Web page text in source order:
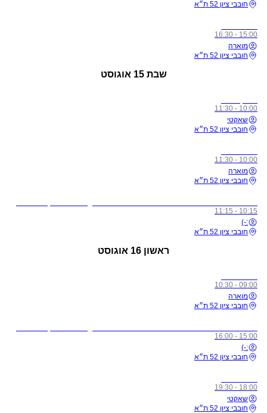
חובבי ציון 52 ת״א
15:00 - 16:30
מוארה
חובבי ציון 52 ת״א
שבת 15 אוגוסט
10:00 - 11:30
שאקטי
חובבי ציון 52 ת״א
10:00 - 11:30
מוארה
חובבי ציון 52 ת״א
10:15 - 11:15
:-)
חובבי ציון 52 ת״א
ראשון 16 אוגוסט
09:00 - 10:30
מוארה
חובבי ציון 52 ת״א
15:00 - 16:00
:-)
חובבי ציון 52 ת״א
18:00 - 19:30
שאקטי
חובבי ציון 52 ת״א